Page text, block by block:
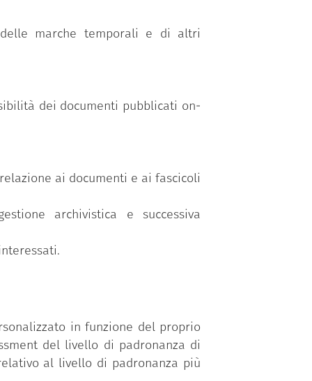
delle marche temporali e di altri
dei documenti pubblicati on-
ai documenti e ai fascicoli
archivistica e successiva
in funzione del proprio
del livello di padronanza di
al livello di padronanza più